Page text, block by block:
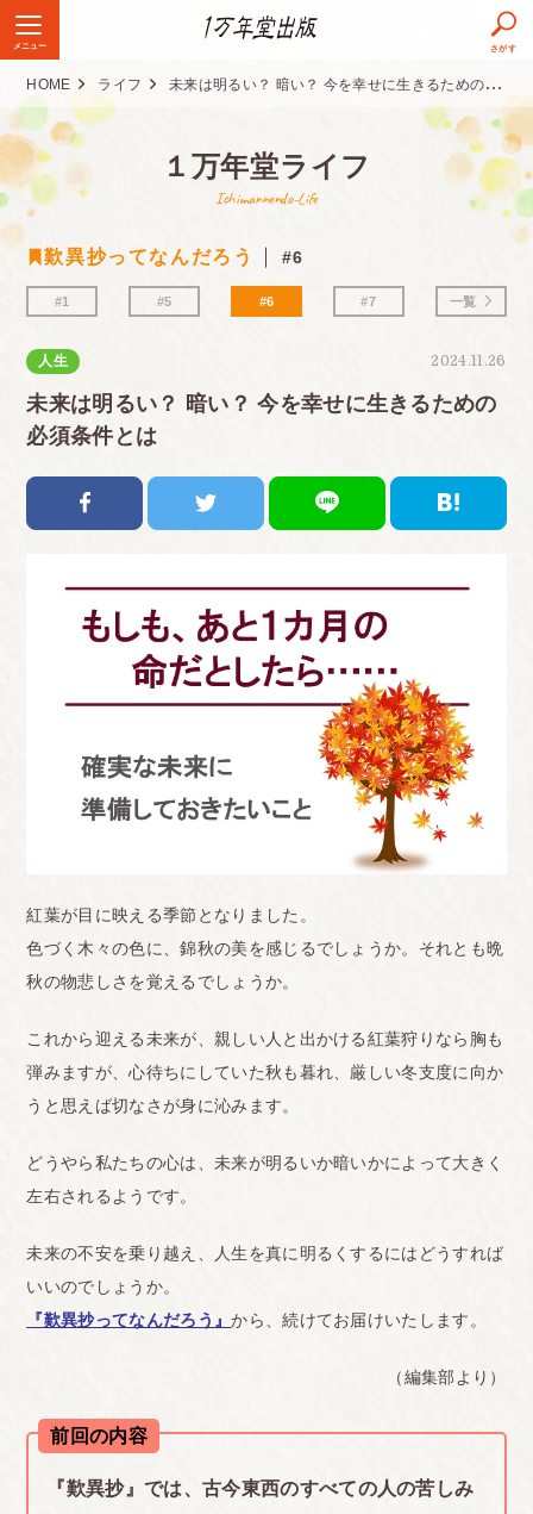
メニュー さがす
HOME ライフ 未来は明るい？ 暗い？ 今を幸せに生きるための必須条件とは
１万年堂ライフ
Ichimannendo-Life
歎異抄ってなんだろう #6
#1 #5 #6 #7 一覧
2024.11.26
人生
未来は明るい？ 暗い？ 今を幸せに生きるための
必須条件とは
紅葉が目に映える季節となりました。
色づく木々の色に、錦秋の美を感じるでしょうか。それとも晩
秋の物悲しさを覚えるでしょうか。
これから迎える未来が、親しい人と出かける紅葉狩りなら胸も
弾みますが、心待ちにしていた秋も暮れ、厳しい冬支度に向か
うと思えば切なさが身に沁みます。
どうやら私たちの心は、未来が明るいか暗いかによって大きく
左右されるようです。
未来の不安を乗り越え、人生を真に明るくするにはどうすれば
いいのでしょうか。
『歎異抄ってなんだろう』から、続けてお届けいたします。
（編集部より）
前回の内容
『歎異抄』では、古今東西のすべての人の苦しみ